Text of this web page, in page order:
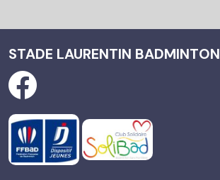
STADE LAURENTIN BADMINTON